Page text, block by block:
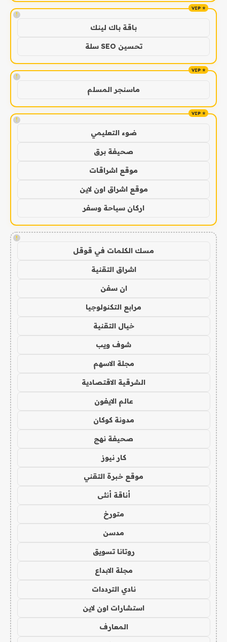
!
باقة باك لينك
تحسين SEO سلة
!
ماسنجر المسلم
!
ضوء التعليمي
صحيفة برق
موقع اشراقات
موقع اشراق اون لاين
اركان سياحة وسفر
!
مسك الكلمات في قوقل
اشراق التقنية
ان سفن
مرابع التكنولوجيا
خيال التقنية
شوف ويب
مجلة الاسهم
الشرقية الاقتصادية
عالم الايفون
مدونة كوكان
صحيفة نهج
كار نيوز
موقع خبرة التقني
أناقة أنثى
متورخ
مدسن
روتانا تسويق
مجلة الابداع
نادي الترددات
استشارات اون لاين
المعارف